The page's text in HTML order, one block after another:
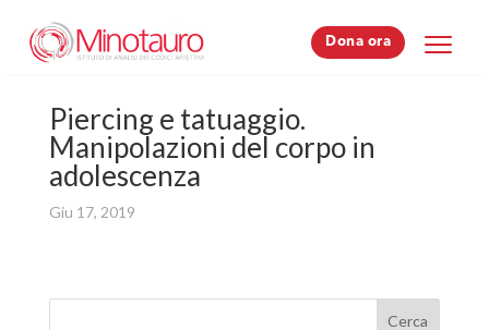
Dona ora
Dona ora
Piercing e tatuaggio.
Manipolazioni del corpo in
adolescenza
Giu 17, 2019